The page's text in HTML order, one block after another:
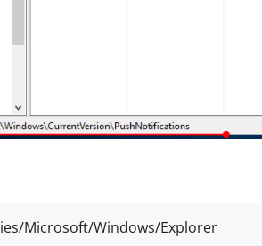
Microsoft/Windows/Explorer